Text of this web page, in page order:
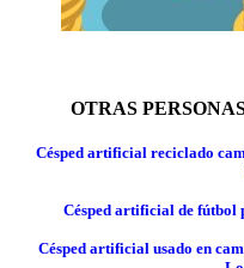
OTRAS
Césped artificial reciclado
Césped artificial de
Césped artificial usado en